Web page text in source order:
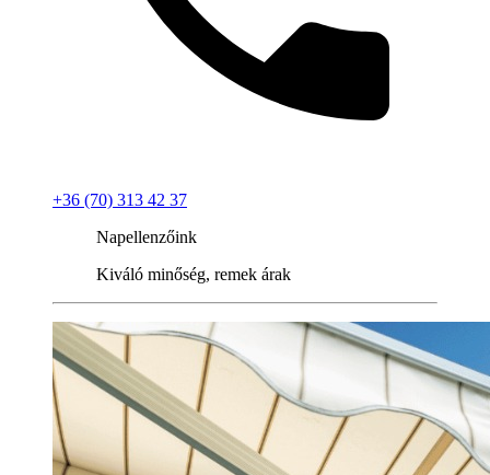
+36 (70) 313 42 37
Napellenzőink
Kiváló minőség, remek árak